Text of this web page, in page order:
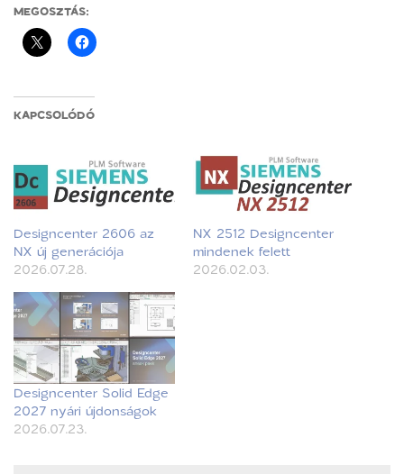
MEGOSZTÁS:
KAPCSOLÓDÓ
Designcenter 2606 az
NX új generációja
2026.07.28.
NX 2512 Designcenter
mindenek felett
2026.02.03.
Designcenter Solid Edge
2027 nyári újdonságok
2026.07.23.